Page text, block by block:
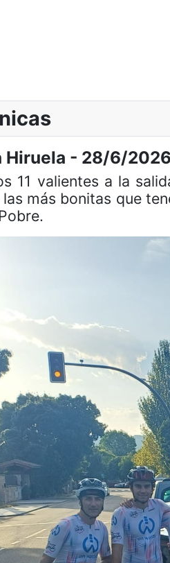
Hiruela - 28/6/2026
11 valientes a la
más bonitas que